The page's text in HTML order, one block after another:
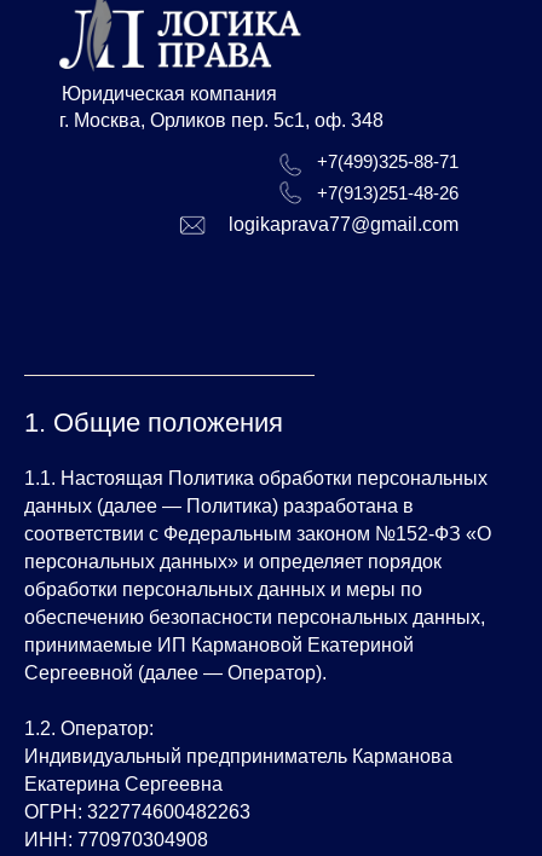
г. Москва, Орликов пер. 5с1, оф. 348
Юридическая компания
+7(913)251-48-26
+7(499)325-88-71
logikaprava77@gmail.com
Федеральным законом от
Федеральным законом от
Постановлением
Постановлением
Рекомендациями
1. Общие положения
1.1. Настоящая Политика обработки персональных
данных (далее — Политика) разработана в
соответствии с Федеральным законом №152-ФЗ «О
персональных данных» и определяет порядок
обработки персональных данных и меры по
обеспечению безопасности персональных данных,
принимаемые ИП Кармановой Екатериной
Сергеевной (далее — Оператор).
1.2. Оператор:
Индивидуальный предприниматель Карманова
Екатерина Сергеевна
ОГРН: 322774600482263
ИНН: 770970304908